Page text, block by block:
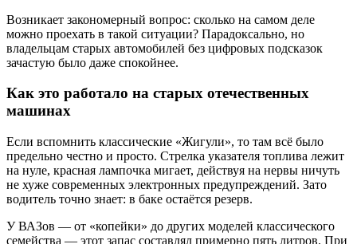
Возникает закономерный вопрос: сколько на самом деле
можно проехать в такой ситуации? Парадоксально, но
владельцам старых автомобилей без цифровых подсказок
зачастую было даже спокойнее.
Как это работало на старых отечественных
машинах
Если вспомнить классические «Жигули», то там всё было
предельно честно и просто. Стрелка указателя топлива лежит
на нуле, красная лампочка мигает, действуя на нервы ничуть
не хуже современных электронных предупреждений. Зато
водитель точно знает: в баке остаётся резерв.
У ВАЗов — от «копейки» до других моделей классического
семейства — этот запас составлял примерно пять литров. При